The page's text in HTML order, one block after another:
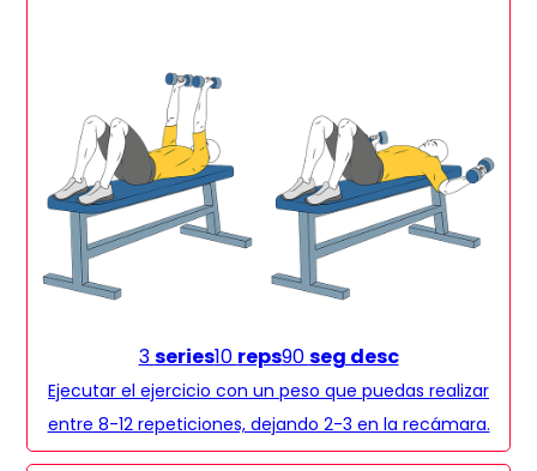
3series10 reps90seg desc
Ejecutar el ejercicio con un peso que puedas realizar
entre 8-12 repeticiones, dejando 2-3 en la recámara.